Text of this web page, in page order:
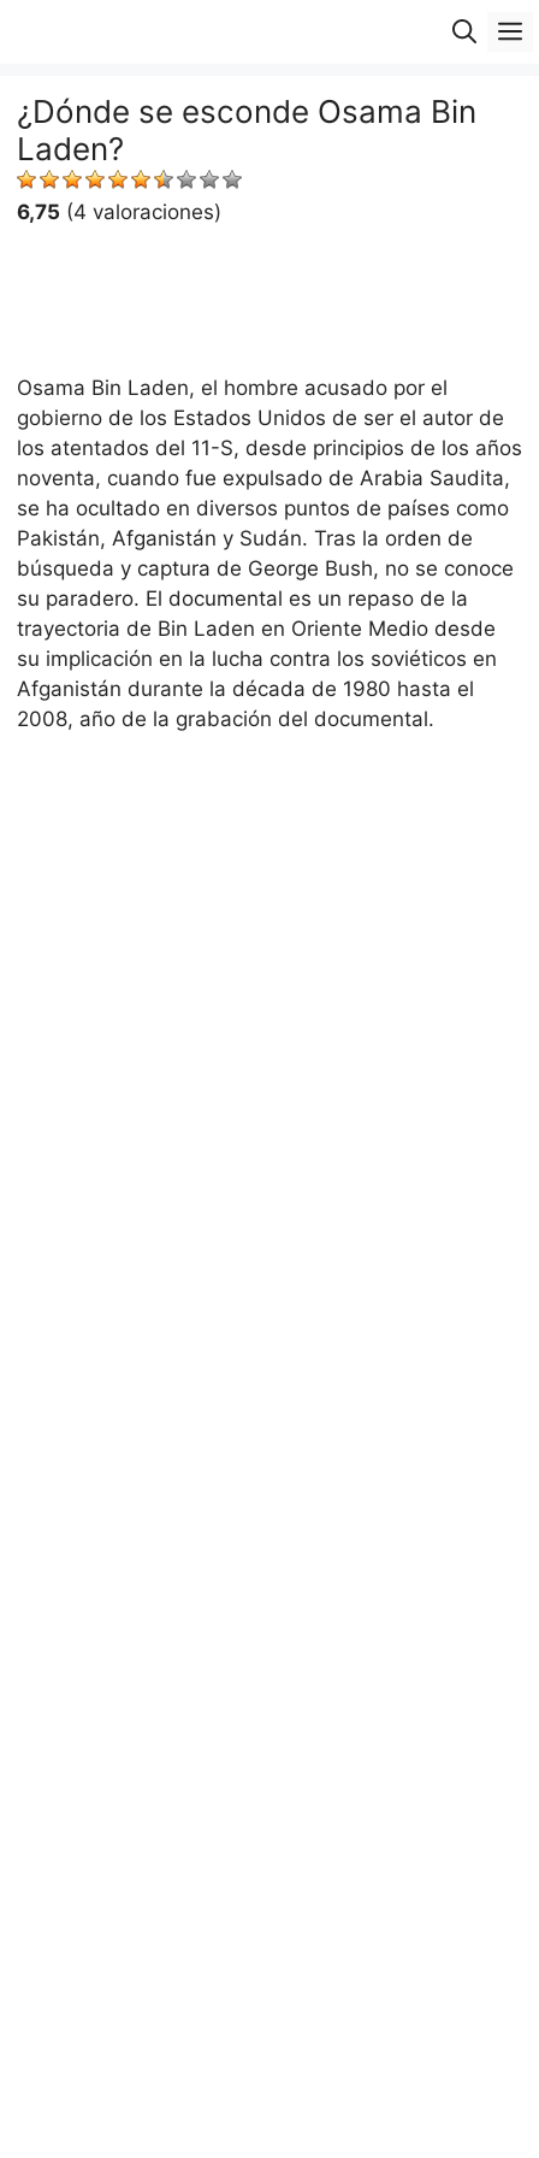
¿Dónde se esconde Osama Bin
Laden?
6,75 (4 valoraciones)
Osama Bin Laden, el hombre acusado por el
gobierno de los Estados Unidos de ser el autor de
los atentados del 11-S, desde principios de los años
noventa, cuando fue expulsado de Arabia Saudita,
se ha ocultado en diversos puntos de países como
Pakistán, Afganistán y Sudán. Tras la orden de
búsqueda y captura de George Bush, no se conoce
su paradero. El documental es un repaso de la
trayectoria de Bin Laden en Oriente Medio desde
su implicación en la lucha contra los soviéticos en
Afganistán durante la década de 1980 hasta el
2008, año de la grabación del documental.